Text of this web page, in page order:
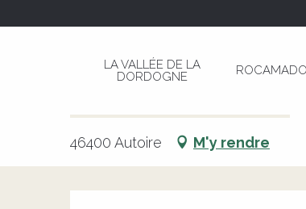
LA VALLÉE DE LA
DORDOGNE
Rencontre d'exception
46400 Autoire M'y rendre